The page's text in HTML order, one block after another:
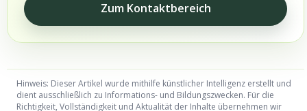
Zum Kontaktbereich
Hinweis: Dieser Artikel wurde mithilfe künstlicher Intelligenz erstellt und
dient ausschließlich zu Informations- und Bildungszwecken. Für die
Richtigkeit, Vollständigkeit und Aktualität der Inhalte übernehmen wir